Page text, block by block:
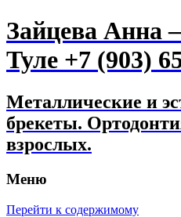
Зайцева Анна
Туле +7 (903)
Металлические и
брекеты.
взрослых.
Меню
Перейти к содержимому